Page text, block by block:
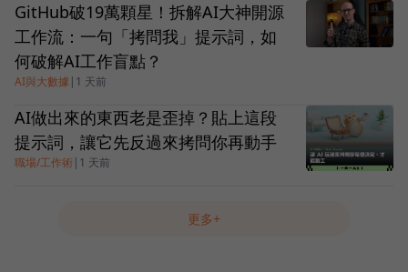
GitHub破19萬顆星！拆解AI大神開源
工作流：一句「拷問我」提示詞，如
何破解AI工作盲點？
AI與大數據 | 1 天前
AI做出來的東西老是歪掉？貼上這段
提示詞，讓它先反過來拷問你再動手
職場/工作術 | 1 天前
更多+